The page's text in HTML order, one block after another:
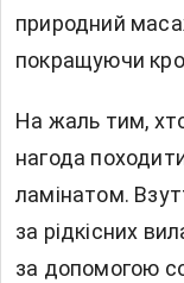
природний
покращуючи
На жаль тим,
нагода
ламінатом.
за рідкісних
за допомогою